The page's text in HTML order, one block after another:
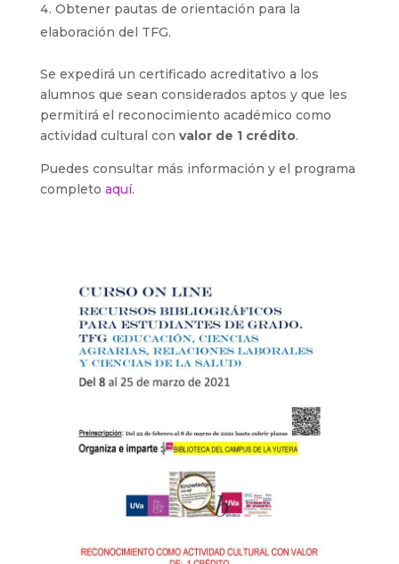
Obtener pautas de orientación para la
elaboración del TFG.
Se expedirá un certificado acreditativo a los
alumnos que sean considerados aptos y que les
permitirá el reconocimiento académico como
actividad cultural con valor de 1 crédito.
Puedes consultar más información y el programa
completo aquí.